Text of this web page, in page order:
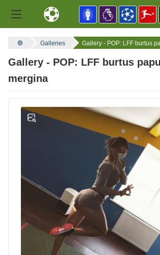
Galleries Gallery - POP: LFF burtus
Gallery - POP: LFF burtus
mergina